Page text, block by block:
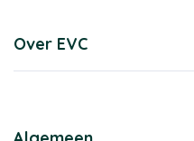
Over EVC